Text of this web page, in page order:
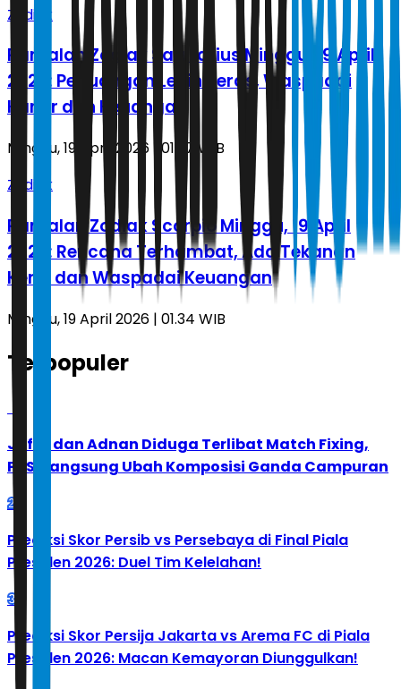
Zodiak
Ramalan Zodiak Sagitarius Minggu, 19 April
2026: Perjuangan Lebih Keras, Waspadai
Karier dan Keuangan
Minggu, 19 April 2026 | 01.37 WIB
Zodiak
Ramalan Zodiak Scorpio Minggu, 19 April
2026: Rencana Terhambat, Ada Tekanan
Kerja dan Waspadai Keuangan
Minggu, 19 April 2026 | 01.34 WIB
Terpopuler
1
Jafar dan Adnan Diduga Terlibat Match Fixing,
PBSI Langsung Ubah Komposisi Ganda Campuran
2
Prediksi Skor Persib vs Persebaya di Final Piala
Presiden 2026: Duel Tim Kelelahan!
3
Prediksi Skor Persija Jakarta vs Arema FC di Piala
Presiden 2026: Macan Kemayoran Diunggulkan!